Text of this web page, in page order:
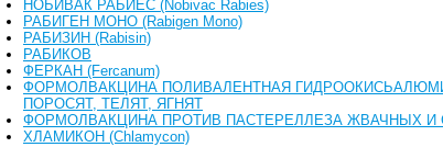
НОБИВАК РАБИЕС (Nobivac Rabies)
РАБИГЕН МОНО (Rabigen Mono)
РАБИЗИН (Rabisin)
РАБИКОВ
ФЕРКАН (Ferсanum)
ФОРМОЛВАКЦИНА ПОЛИВАЛЕНТНАЯ
ПОРОСЯТ, ТЕЛЯТ, ЯГНЯТ
ФОРМОЛВАКЦИНА ПРОТИВ ПАСТЕРЕЛЛЕЗА ЖВАЧНЫХ И
ХЛАМИКОН (Chlamycon)